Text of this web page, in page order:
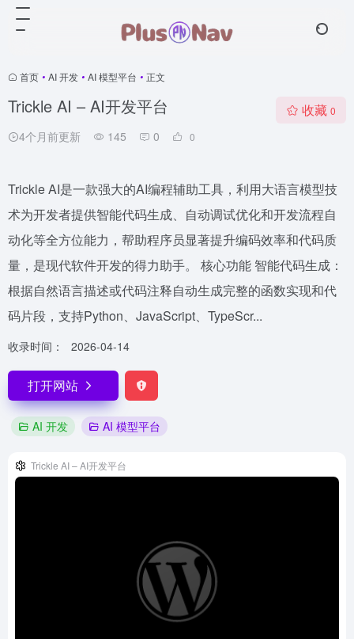
首页 • AI 开发 • AI 模型平台 • 正文
Trickle AI – AI开发平台
4个月前更新 145 0 0
收藏 0
Trickle AI是一款强大的AI编程辅助工具，利用大语言模型技
术为开发者提供智能代码生成、自动调试优化和开发流程自
动化等全方位能力，帮助程序员显著提升编码效率和代码质
量，是现代软件开发的得力助手。 核心功能 智能代码生成：
根据自然语言描述或代码注释自动生成完整的函数实现和代
码片段，支持Python、JavaScript、TypeScr...
收录时间： 2026-04-14
打开网站
AI 开发 AI 模型平台
Trickle AI – AI开发平台